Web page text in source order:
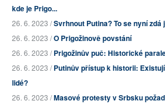
kde je Prigo...
26. 6. 2023 /Svrhnout Putina? To se nyní
26. 6. 2023 /O Prigožinově povstání
26. 6. 2023 /Prigožinův puč: Historické
26. 6. 2023 /Putinův přístup k historii:
lidé?
26. 6. 2023 /Masové protesty v Srbsku